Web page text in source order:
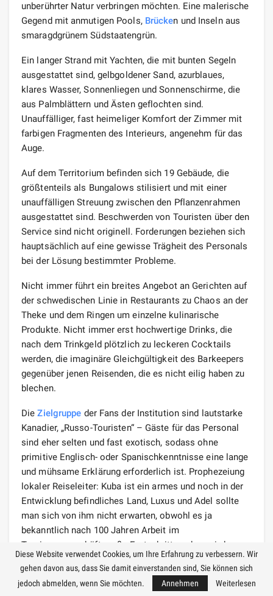
unberührter Natur verbringen möchten. Eine malerische
Gegend mit anmutigen Pools, Brücken und Inseln aus
smaragdgrünem Südstaatengrün.
Ein langer Strand mit Yachten, die mit bunten Segeln
ausgestattet sind, gelbgoldener Sand, azurblaues,
klares Wasser, Sonnenliegen und Sonnenschirme, die
aus Palmblättern und Ästen geflochten sind.
Unauffälliger, fast heimeliger Komfort der Zimmer mit
farbigen Fragmenten des Interieurs, angenehm für das
Auge.
Auf dem Territorium befinden sich 19 Gebäude, die
größtenteils als Bungalows stilisiert und mit einer
unauffälligen Streuung zwischen den Pflanzenrahmen
ausgestattet sind. Beschwerden von Touristen über den
Service sind nicht originell. Forderungen beziehen sich
hauptsächlich auf eine gewisse Trägheit des Personals
bei der Lösung bestimmter Probleme.
Nicht immer führt ein breites Angebot an Gerichten auf
der schwedischen Linie in Restaurants zu Chaos an der
Theke und dem Ringen um einzelne kulinarische
Produkte. Nicht immer erst hochwertige Drinks, die
nach dem Trinkgeld plötzlich zu leckeren Cocktails
werden, die imaginäre Gleichgültigkeit des Barkeepers
gegenüber jenen Reisenden, die es nicht eilig haben zu
blechen.
DieZielgruppe der Fans der Institution sind lautstarke
Kanadier, „Russo-Touristen“ – Gäste für das Personal
sind eher selten und fast exotisch, sodass ohne
primitive Englisch- oder Spanischkenntnisse eine lange
und mühsame Erklärung erforderlich ist. Prophezeiung
lokaler Reiseleiter: Kuba ist ein armes und noch in der
Entwicklung befindliches Land, Luxus und Adel sollte
man sich von ihm nicht erwarten, obwohl es ja
bekanntlich nach 100 Jahren Arbeit im
Tourismusgeschäft große Fortschritte geben wird.
Royalton Hicacos Resort &
Diese Website verwendet Cookies, um Ihre Erfahrung zu verbessern. Wir
gehen davon aus, dass Sie damit einverstanden sind, Sie können sich
jedoch abmelden, wenn Sie möchten.
Annehmen Weiterlesen